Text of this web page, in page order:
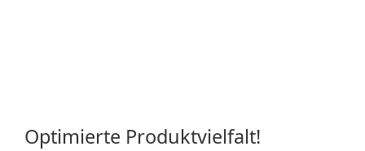
Optimierte Produktvielfalt!